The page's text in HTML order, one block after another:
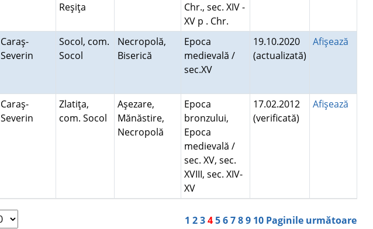
Reşiţa
Chr., sec. XIV -
XV p . Chr.
Caraş-
Severin
Socol, com.
Socol
Necropolă,
Biserică
Epoca
medievală /
sec.XV
19.10.2020
(actualizată)
Afişează
Caraş-
Severin
Zlatiţa,
com. Socol
Aşezare,
Mănăstire,
Necropolă
Epoca
bronzului,
Epoca
medievală /
sec. XV, sec.
XVIII, sec. XIV-
XV
17.02.2012
(verificată)
Afişează
1 23456789 10 Paginile următoare